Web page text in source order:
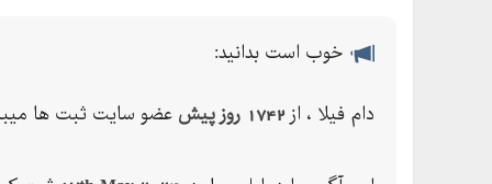
خوب است بدانید:
دام فیلا ، از 1742 روز پیش عضو سایت ثبت ها